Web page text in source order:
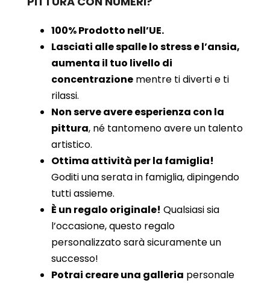
100% Prodotto nell’UE.
Lasciati alle spalle lo stress e l’ansia,
aumenta il tuo livello di
concentrazione mentre ti diverti e ti
rilassi.
Non serve avere esperienza con la
pittura, né tantomeno avere un talento
artistico.
Ottima attività per la famiglia!
Goditi una serata in famiglia, dipingendo
tutti assieme.
È un regalo originale! Qualsiasi sia
l’occasione, questo regalo
personalizzato sarà sicuramente un
successo!
Potrai creare una galleria personale